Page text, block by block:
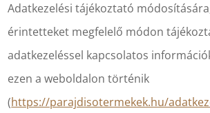
Adatkezelési tájékoztató
érintetteket megfelelő módon
adatkezeléssel kapcsolatos
ezen a weboldalon történik
(https://parajdisotermekek.hu/